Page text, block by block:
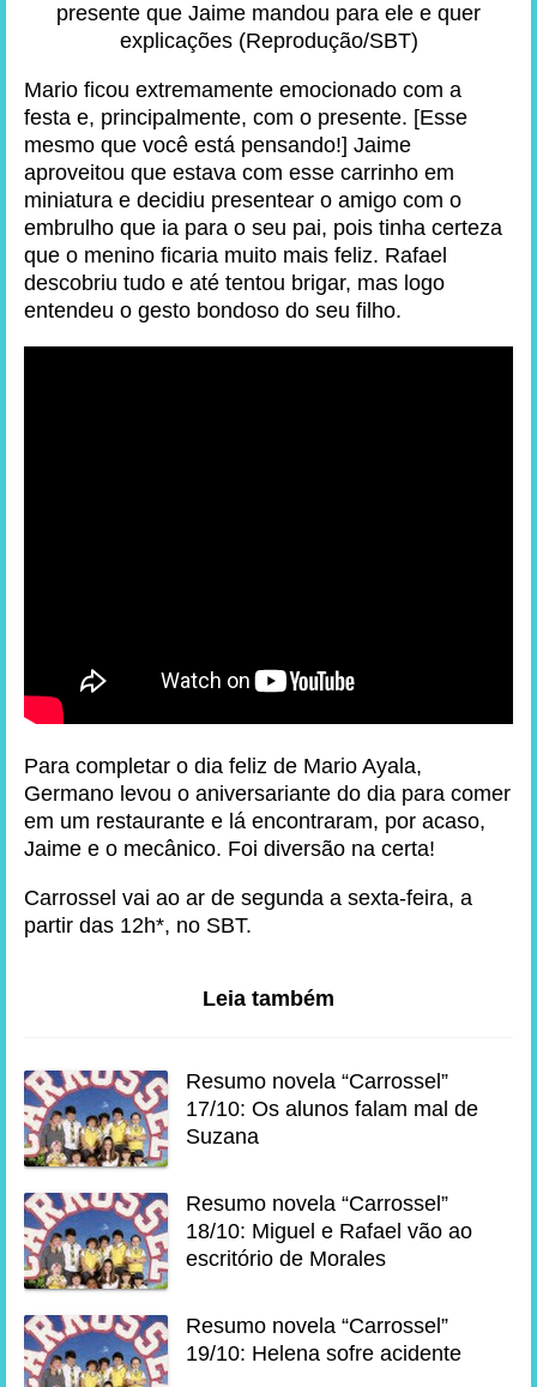
presente que Jaime mandou para ele e quer
explicações (Reprodução/SBT)
Mario ficou extremamente emocionado com a
festa e, principalmente, com o presente. [Esse
mesmo que você está pensando!] Jaime
aproveitou que estava com esse carrinho em
miniatura e decidiu presentear o amigo com o
embrulho que ia para o seu pai, pois tinha certeza
que o menino ficaria muito mais feliz. Rafael
descobriu tudo e até tentou brigar, mas logo
entendeu o gesto bondoso do seu filho.
Para completar o dia feliz de Mario Ayala,
Germano levou o aniversariante do dia para comer
em um restaurante e lá encontraram, por acaso,
Jaime e o mecânico. Foi diversão na certa!
Carrossel vai ao ar de segunda a sexta-feira, a
partir das 12h*, no SBT.
Leia também
Resumo novela “Carrossel”
17/10: Os alunos falam mal de
Suzana
Resumo novela “Carrossel”
18/10: Miguel e Rafael vão ao
escritório de Morales
Resumo novela “Carrossel”
19/10: Helena sofre acidente